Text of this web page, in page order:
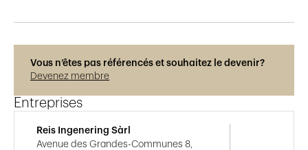
Vous n’êtes pas référencés et souhaitez le devenir?
Devenez membre
Entreprises
Reis Ingenering Sàrl
Avenue des Grandes-Communes 8,